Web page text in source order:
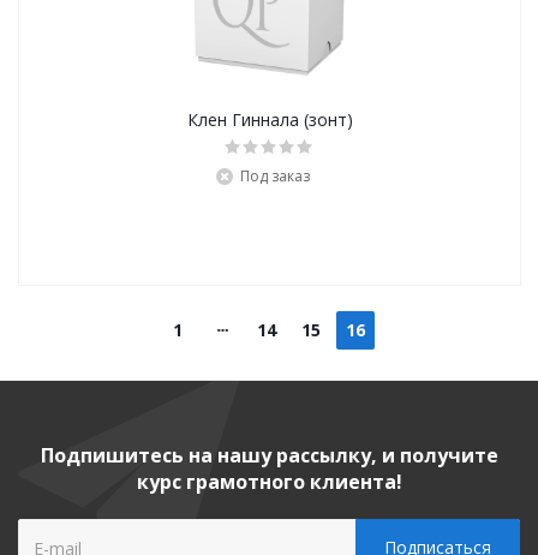
Клен Гиннала (зонт)
Под заказ
1 14 15 16
Подпишитесь на нашу рассылку, и получите
курс грамотного клиента!